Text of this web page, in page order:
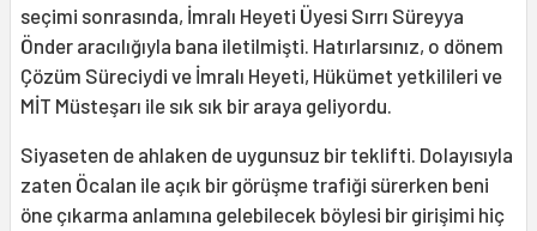
seçimi sonrasında, İmralı Heyeti Üyesi Sırrı Süreyya
Önder aracılığıyla bana iletilmişti. Hatırlarsınız, o dönem
Çözüm Süreciydi ve İmralı Heyeti, Hükümet yetkilileri ve
MİT Müsteşarı ile sık sık bir araya geliyordu.
Siyaseten de ahlaken de uygunsuz bir teklifti. Dolayısıyla
zaten Öcalan ile açık bir görüşme trafiği sürerken beni
öne çıkarma anlamına gelebilecek böylesi bir girişimi hiç